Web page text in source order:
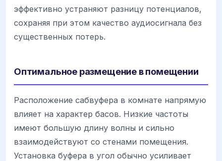
эффективно устраняют разницу потенциалов,
сохраняя при этом качество аудиосигнала без
существенных потерь.
Оптимальное размещение в помещении
Расположение сабвуфера в комнате напрямую
влияет на характер басов. Низкие частоты
имеют большую длину волны и сильно
взаимодействуют со стенами помещения.
Установка буфера в угол обычно усиливает